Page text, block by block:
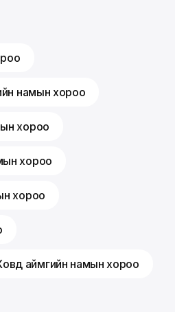
намын хороо
хороо
хороо
хороо
аймгийн намын хороо